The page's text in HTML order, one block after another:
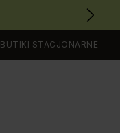
BUTIKI STACJONARNE